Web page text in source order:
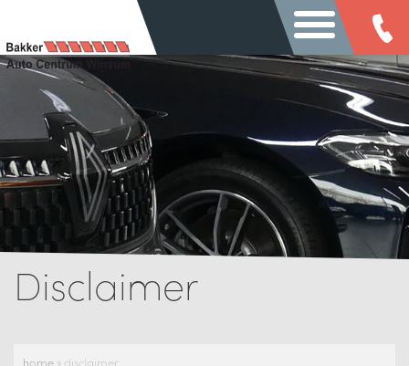
Disclaimer
home » disclaimer